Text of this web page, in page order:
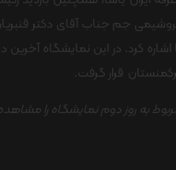
جم جناب آقای دکتر
کرد. در این نمایشگاه آخرین
قرار گرفت.
به روز دوم نمایشگاه را